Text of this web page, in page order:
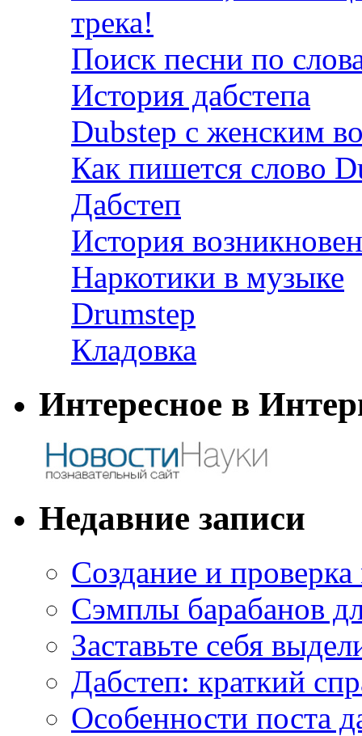
трека!
Поиск песни по
История дабстепа
Dubstep с женским
Как пишется слово
Дабстеп
История
Наркотики в музыке
Drumstep
Кладовка
Интересное в
Недавние записи
Создание и
Сэмплы барабанов
Заставьте себя
Дабстеп: краткий
Особенности поста